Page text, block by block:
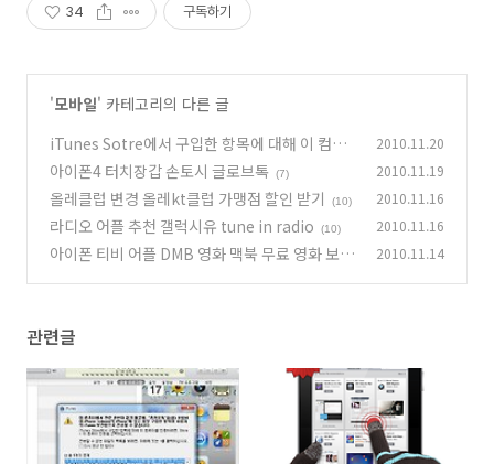
34 구독하기
'모바일' 카테고리의 다른 글
iTunes Sotre에서 구입한 항목에 대해 이 컴퓨
터를 인증하려면, Store 이 컴퓨터 인증을 선택
하십시오 아이폰4 동기화 에러
(26)
2010.11.20
아이폰4 터치장갑 손토시 글로브톡 (7) 2010.11.19
올레클럽 변경 올레kt클럽 가맹점 할인 받기 (10) 2010.11.16
라디오 어플 추천 갤럭시유 tune in radio (10) 2010.11.16
아이폰 티비 어플 DMB 영화 맥북 무료 영화 보기 2010.11.14
관련글